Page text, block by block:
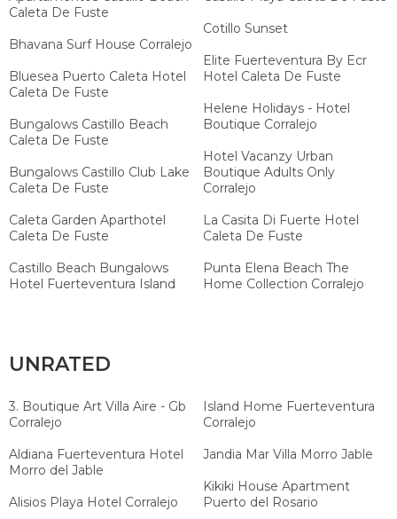
Caleta De Fuste
Bhavana Surf House Corralejo
Bluesea Puerto Caleta Hotel
Caleta De Fuste
Bungalows Castillo Beach
Caleta De Fuste
Bungalows Castillo Club Lake
Caleta De Fuste
Caleta Garden Aparthotel
Caleta De Fuste
Castillo Beach Bungalows
Hotel Fuerteventura Island
Cotillo Sunset
Elite Fuerteventura By Ecr
Hotel Caleta De Fuste
Helene Holidays - Hotel
Boutique Corralejo
Hotel Vacanzy Urban
Boutique Adults Only
Corralejo
La Casita Di Fuerte Hotel
Caleta De Fuste
Punta Elena Beach The
Home Collection Corralejo
UNRATED
3. Boutique Art Villa Aire - Gb
Corralejo
Aldiana Fuerteventura Hotel
Morro del Jable
Alisios Playa Hotel Corralejo
Island Home Fuerteventura
Corralejo
Jandia Mar Villa Morro Jable
Kikiki House Apartment
Puerto del Rosario